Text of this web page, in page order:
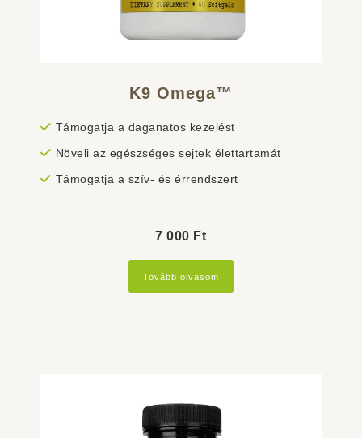
K9 Omega™
Támogatja a daganatos kezelést
Növeli az egészséges sejtek élettartamát
Támogatja a szív- és érrendszert
7 000 Ft
Tovább olvasom